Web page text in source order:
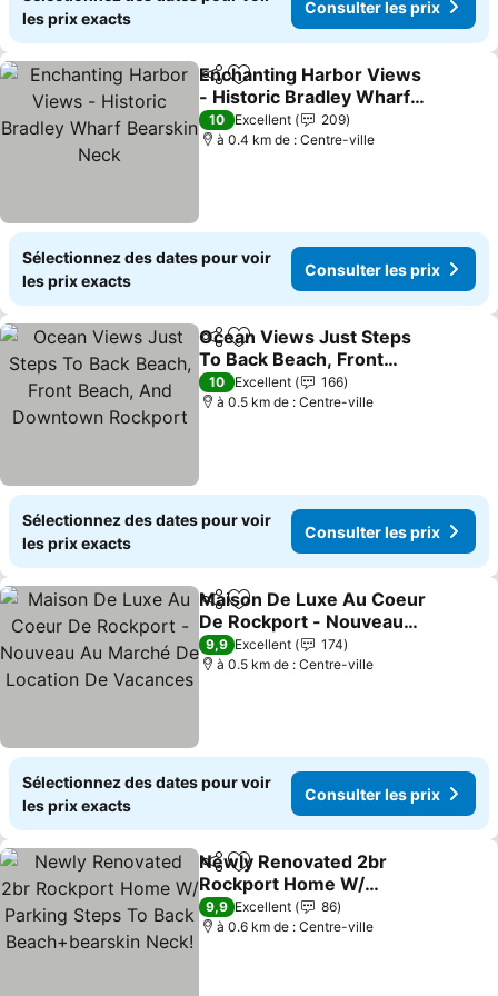
les prix exacts
Consulter les prix
PartagerAjouter à mes favoris
Enchanting Harbor Views
- Historic Bradley Wharf
Bearskin Neck
10 Excellent
209
à 0.4 km de : Centre-ville
Sélectionnez des dates pour voir
les prix exacts
Consulter les prix
PartagerAjouter à mes favoris
Ocean Views Just Steps
To Back Beach, Front
Beach, And Downtown
Rockport
10 Excellent
166
à 0.5 km de : Centre-ville
Sélectionnez des dates pour voir
les prix exacts
Consulter les prix
PartagerAjouter à mes favoris
Maison De Luxe Au Coeur
De Rockport - Nouveau
Au Marché De Location
De Vacances
9,9 Excellent
174
à 0.5 km de : Centre-ville
Sélectionnez des dates pour voir
les prix exacts
Consulter les prix
PartagerAjouter à mes favoris
Newly Renovated 2br
Rockport Home W/
Parking Steps To Back
Beach+bearskin Neck!
9,9 Excellent
86
à 0.6 km de : Centre-ville